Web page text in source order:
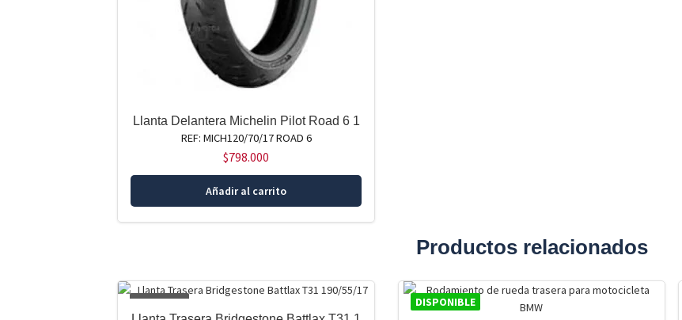
Llanta Delantera Michelin Pilot Road 6 1
REF: MICH120/70/17 ROAD 6
$798.000
Añadir al carrito
Productos relacionados
AGOTADO DISPONIBLE